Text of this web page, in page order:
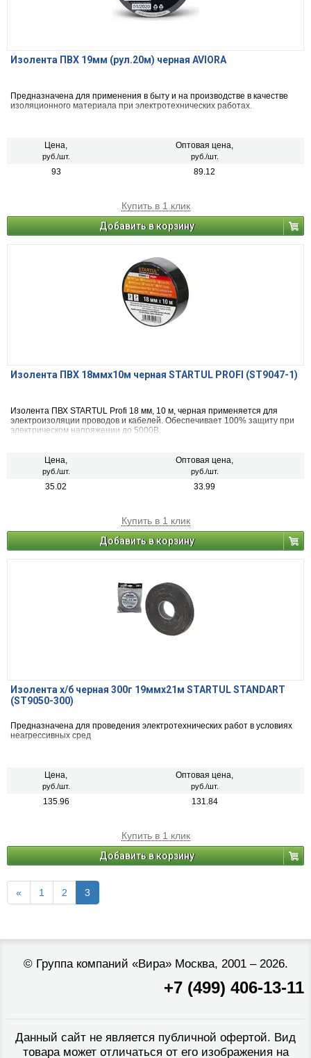
Изолента ПВХ 19мм (рул.20м) черная AVIORA
Предназначена для применения в быту и на производстве в качестве
изоляционного материала при электротехнических работах.
Цена,
руб./шт.
Оптовая цена,
руб./шт.
93 89.12
Купить в 1 клик
Добавить в корзину
Изолента ПВХ 18ммх10м черная STARTUL PROFI (ST9047-1)
Изолента ПВХ STARTUL Profi 18 мм, 10 м, черная применяется для
электроизоляции проводов и кабелей. Обеспечивает 100% защиту при
электрическом напряжении до 5000В.
Цена,
руб./шт.
Оптовая цена,
руб./шт.
35.02 33.99
Купить в 1 клик
Добавить в корзину
Изолента х/б черная 300г 19ммх21м STARTUL STANDART
(ST9050-300)
Предназначена для проведения электротехнических работ в условиях
неагрессивных сред
Цена,
руб./шт.
Оптовая цена,
руб./шт.
135.96 131.84
Купить в 1 клик
Добавить в корзину
« 1 2 3
© Группа компаний «Вира»Москва, 2001 – 2026.
+7 (499) 406-13-11
Данный сайт не является публичной офертой. Вид
товара может отличаться от его изображения на